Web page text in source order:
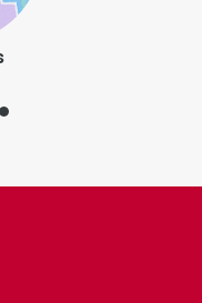
propuesta